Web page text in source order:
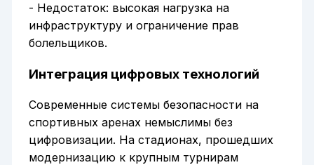
- Недостаток: высокая нагрузка на
инфраструктуру и ограничение прав
болельщиков.
Интеграция цифровых технологий
Современные системы безопасности на
спортивных аренах немыслимы без
цифровизации. На стадионах, прошедших
модернизацию к крупным турнирам